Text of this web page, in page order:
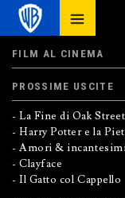
FILM AL CINEMA
PROSSIME USCITE
- La Fine di Oak Street
- Harry Potter e la
- Amori &
- Clayface
- Il Gatto col Cappello